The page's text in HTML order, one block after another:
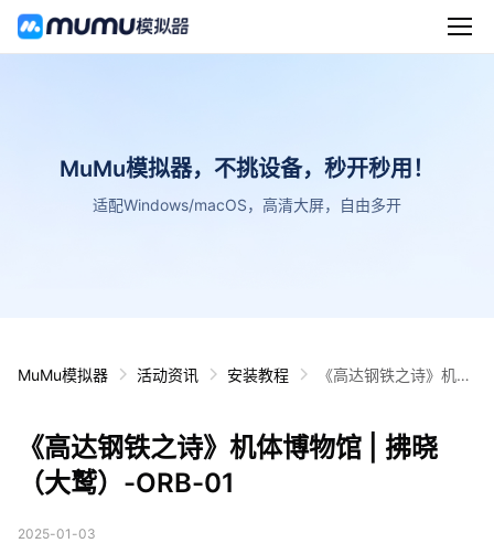
MuMu模拟器，不挑设备，秒开秒用！
适配Windows/macOS，高清大屏，自由多开
MuMu模拟器 活动资讯 安装教程
《高达钢铁之诗》机体
《高达钢铁之诗》机体博物馆 | 拂晓
（大鹫）-ORB-01
2025-01-03